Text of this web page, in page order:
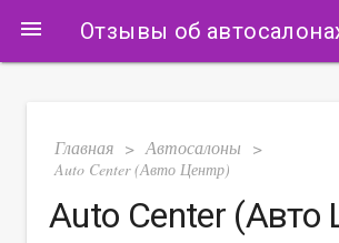
menu Отзывы об
Главная > Автосалоны
>
Auto Center (Авто Центр)
Auto Center (Авто